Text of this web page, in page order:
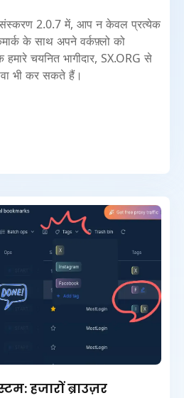
2.0.7 में, आप न केवल प्रत्येक
के साथ अपने वर्कफ़्लो को
चयनित भागीदार, SX.ORG से
भी कर सकते हैं।
हजारों ब्राउज़र